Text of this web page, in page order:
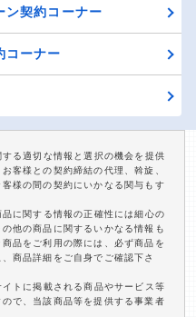
ン契約コーナー
コーナー
る適切な情報と選択の機会を提供
客様との契約締結の代理、斡旋、
様の間の契約にいかなる関与もす
に関する情報の正確性には細心の
他の商品に関するいかなる情報も
品をご利用の際には、必ず商品を
商品詳細をご自身でご確認下さ
トに掲載される商品やサービス等
で、当該商品等を提供する事業者